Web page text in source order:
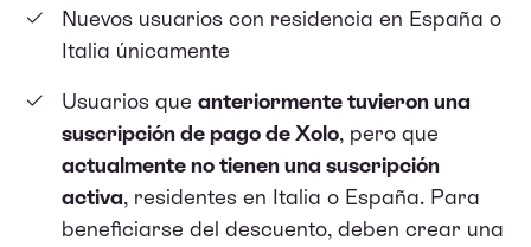
Nuevos usuarios con residencia en España o
Italia únicamente
Usuarios que anteriormente tuvieron una
suscripción de pago de Xolo, pero que
actualmente no tienen una suscripción
activa, residentes en Italia o España. Para
beneficiarse del descuento, deben crear una